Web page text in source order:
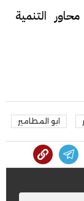
التنمية
ابو المطامير